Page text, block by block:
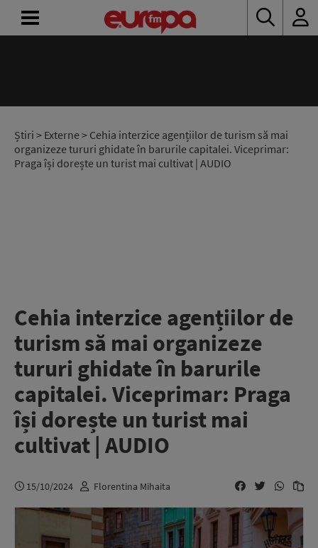
Știri > Externe> Cehia interzice agențiilor de turism să mai
organizeze tururi ghidate în barurile capitalei. Viceprimar:
Praga își dorește un turist mai cultivat | AUDIO
Cehia interzice agențiilor de
turism să mai organizeze
tururi ghidate în barurile
capitalei. Viceprimar: Praga
își dorește un turist mai
cultivat | AUDIO
15/10/2024 Florentina Mihaita
RADIO
CONCURSURI